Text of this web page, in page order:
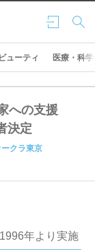
ログ
イン
検索
ビューティ 医療・科学
への支援
決定
クラ東京
年より実施